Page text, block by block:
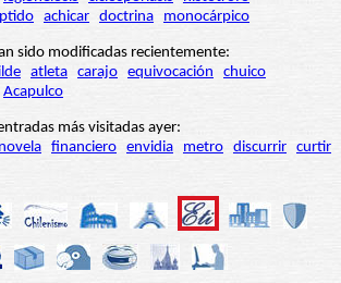
achicar doctrina monocárpico
sido modificadas recientemente:
atleta carajo equivocación
chuico
Acapulco
más visitadas ayer:
novela financiero envidia metro discurrir curtir